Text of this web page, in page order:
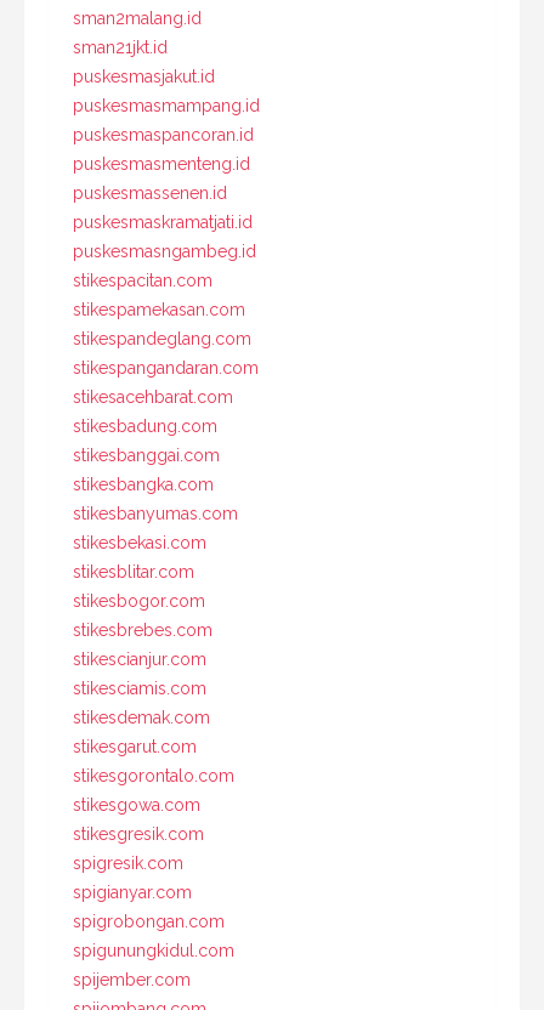
sman2malang.id
sman21jkt.id
puskesmasjakut.id
puskesmasmampang.id
puskesmaspancoran.id
puskesmasmenteng.id
puskesmassenen.id
puskesmaskramatjati.id
puskesmasngambeg.id
stikespacitan.com
stikespamekasan.com
stikespandeglang.com
stikespangandaran.com
stikesacehbarat.com
stikesbadung.com
stikesbanggai.com
stikesbangka.com
stikesbanyumas.com
stikesbekasi.com
stikesblitar.com
stikesbogor.com
stikesbrebes.com
stikescianjur.com
stikesciamis.com
stikesdemak.com
stikesgarut.com
stikesgorontalo.com
stikesgowa.com
stikesgresik.com
spigresik.com
spigianyar.com
spigrobongan.com
spigunungkidul.com
spijember.com